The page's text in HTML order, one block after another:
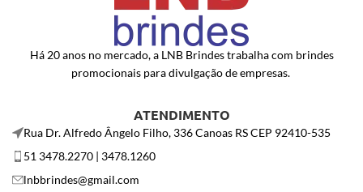
Há 20 anos no mercado, a LNB Brindes trabalha com brindes
promocionais para divulgação de empresas.
ATENDIMENTO
Rua Dr. Alfredo Ângelo Filho, 336 Canoas RS CEP 92410-535
51 3478.2270 | 3478.1260
lnbbrindes@gmail.com